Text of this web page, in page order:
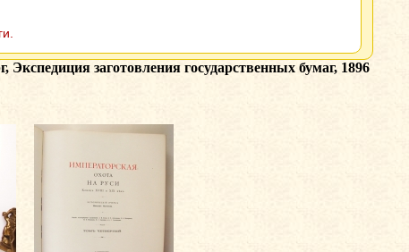
заготовления государственных бумаг, 1896